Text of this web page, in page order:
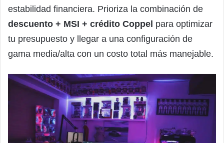
estabilidad financiera. Prioriza la combinación de
descuento + MSI + crédito Coppel para optimizar
tu presupuesto y llegar a una configuración de
gama media/alta con un costo total más manejable.